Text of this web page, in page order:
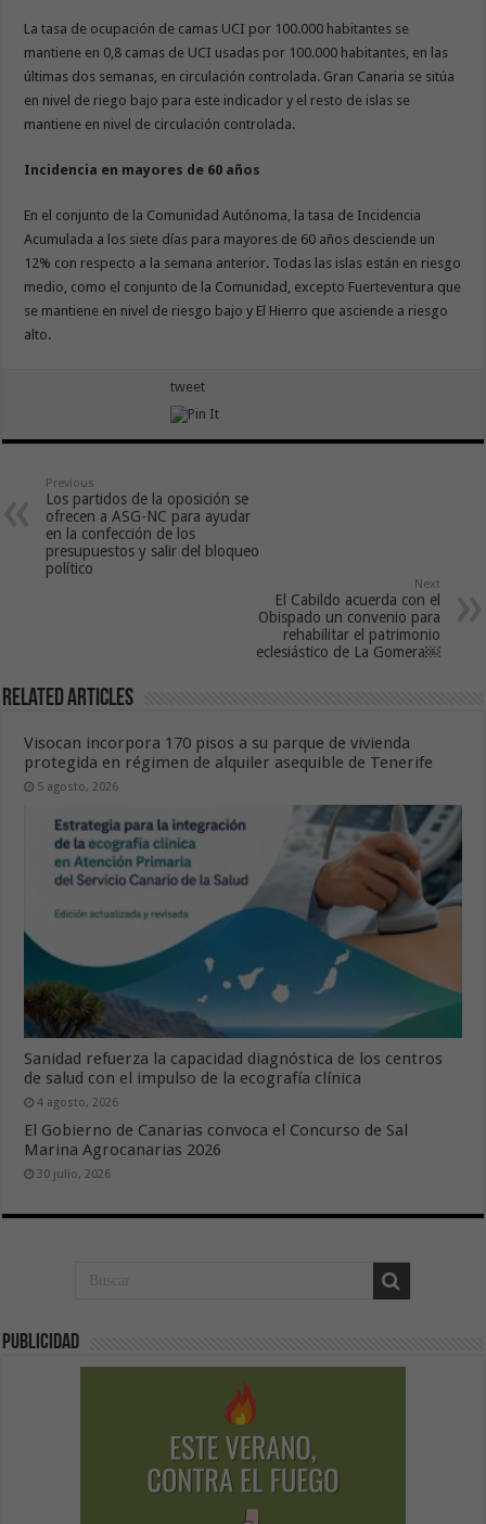
La tasa de ocupación de camas UCI por 100.000 habitantes se
mantiene en 0,8 camas de UCI usadas por 100.000 habitantes, en las
últimas dos semanas, en circulación controlada. Gran Canaria se sitúa
en nivel de riego bajo para este indicador y el resto de islas se
mantiene en nivel de circulación controlada.
Incidencia en mayores de 60 años
En el conjunto de la Comunidad Autónoma, la tasa de Incidencia
Acumulada a los siete días para mayores de 60 años desciende un
12% con respecto a la semana anterior. Todas las islas están en riesgo
medio, como el conjunto de la Comunidad, excepto Fuerteventura que
se mantiene en nivel de riesgo bajo y El Hierro que asciende a riesgo
alto.
tweet
Previous
Los partidos de la oposición se
ofrecen a ASG-NC para ayudar
en la confección de los
presupuestos y salir del bloqueo
político
Next
El Cabildo acuerda con el
Obispado un convenio para
rehabilitar el patrimonio
eclesiástico de La Gomera￼
Related Articles
Visocan incorpora 170 pisos a su parque de vivienda
protegida en régimen de alquiler asequible de Tenerife
5 agosto, 2026
Sanidad refuerza la capacidad diagnóstica de los centros
de salud con el impulso de la ecografía clínica
4 agosto, 2026
El Gobierno de Canarias convoca el Concurso de Sal
Marina Agrocanarias 2026
30 julio, 2026
Publicidad